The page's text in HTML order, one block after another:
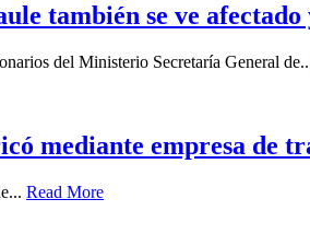
también se ve
del Ministerio Secretaría General
mediante empresa de
Read More